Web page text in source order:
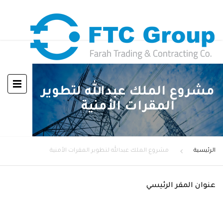
مشروع الملك عبدالله لتطوير
المقرات الأمنية
الرئيسية مشروع الملك عبدالله لتطوير المقرات الأمنية
عنوان المقر الرئيسي